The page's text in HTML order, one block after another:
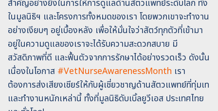
สำคัญอย่างยิ่งในการให้การดูแลด้านสัตวแพทย์ระดับโลก ทั้ง
ในมูลนิธิฯ และโครงการทั้งหมดของเรา โดยพวกเขาจะทำงาน
อย่างเงียบๆ อยู่เบื้องหลัง เพื่อให้มั่นใจว่าสัตว์ทุกตัวที่เข้ามา
อยู่ในความดูแลของเราจะได้รับความสะดวกสบาย มี
สวัสดิภาพที่ดี และฟื้นตัวจากการรักษาได้อย่างรวดเร็ว ดังนั้น
เนื่องในโอกาส #VetNurseAwarenessMonth เรา
ต้องการส่งเสียงเชียร์ให้กับผู้เชี่ยวชาญด้านสัตวแพทย์ที่ทุ่มเท
และทำงานหนักเหล่านี้ ทั้งที่มูลนิธิดับเบิ้ลยูวีเอส ประเทศไทย